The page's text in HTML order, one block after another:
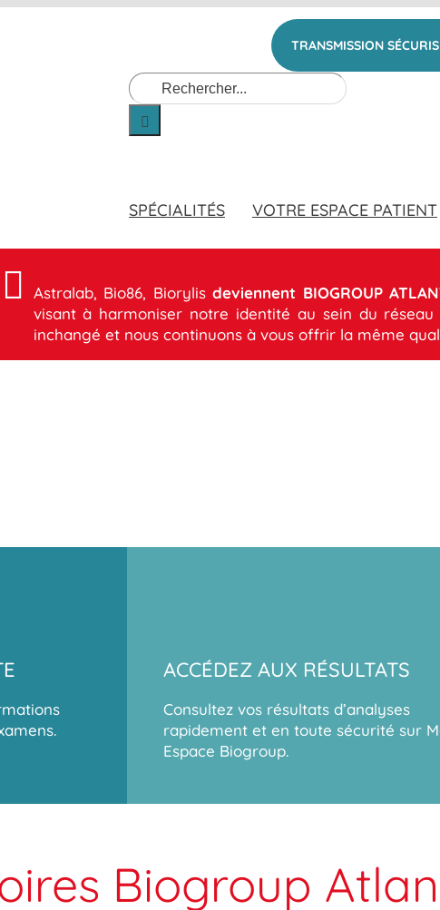
TRANSMISSION
Rechercher:
SPÉCIALITÉS VOTRE ESPACE PATIENT
Astralab, Bio86, Biorylisdeviennent BIOGROUP
visant à harmoniser notre identité au sein du
inchangé et nous continuons à vous offrir la même
ACCÉDEZ AUX RÉSULTATS
Consultez vos résultats d’analyses
rapidement et en toute sécurité sur
Espace Biogroup.
Biogroup